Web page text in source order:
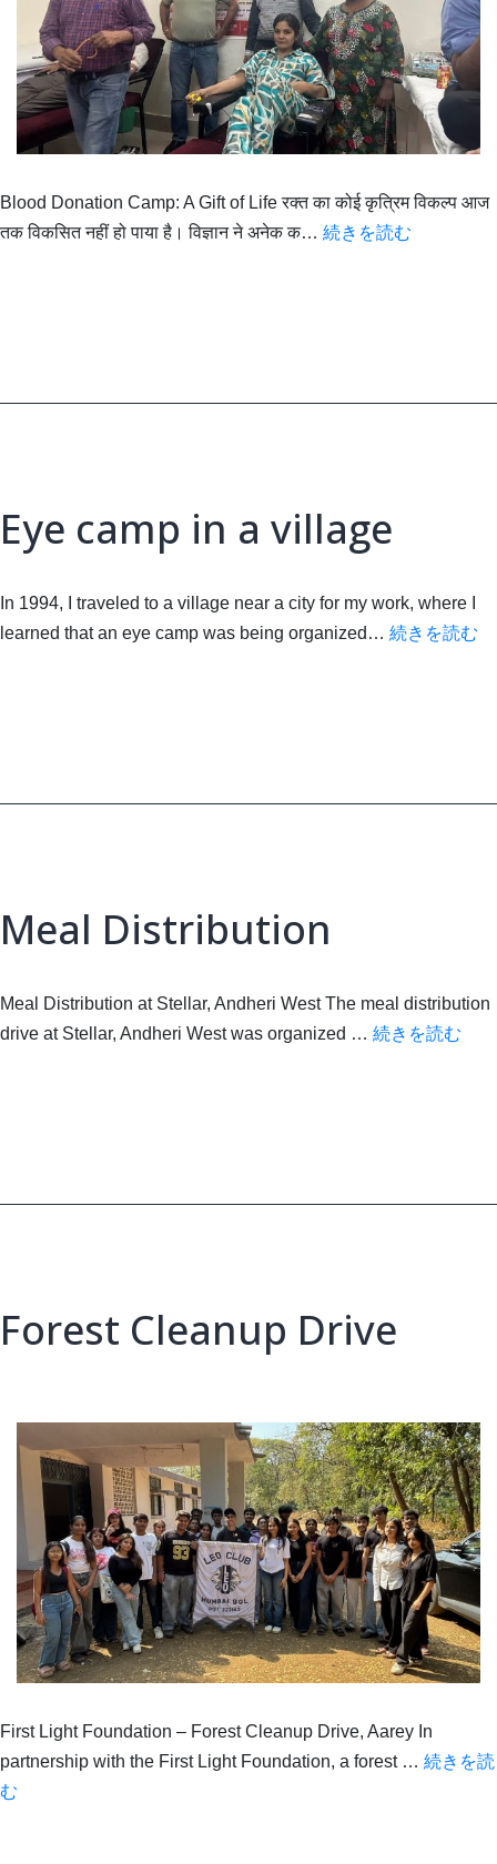
Blood Donation Camp: A Gift of Life रक्त का कोई कृत्रिम विकल्प आज
तक विकसित नहीं हो पाया है। विज्ञान ने अनेक क… 続きを読む
Eye camp in a village
In 1994, I traveled to a village near a city for my work, where I
learned that an eye camp was being organized… 続きを読む
Meal Distribution
Meal Distribution at Stellar, Andheri West The meal distribution
drive at Stellar, Andheri West was organized … 続きを読む
Forest Cleanup Drive
First Light Foundation – Forest Cleanup Drive, Aarey In
partnership with the First Light Foundation, a forest … 続きを読
む